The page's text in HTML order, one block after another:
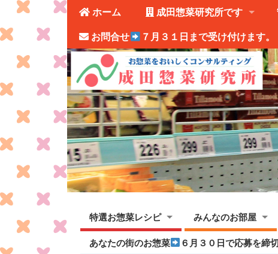
ホーム 成田惣菜研究所です
お問合せ
７月３１日まで受け付けます。
特選お惣菜レシピ みんなのお部屋
あなたの街のお惣菜 ６月３０日で応募を締